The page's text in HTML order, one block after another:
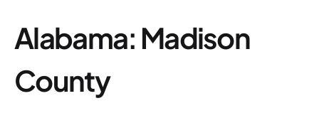
Alabama: Madison
County